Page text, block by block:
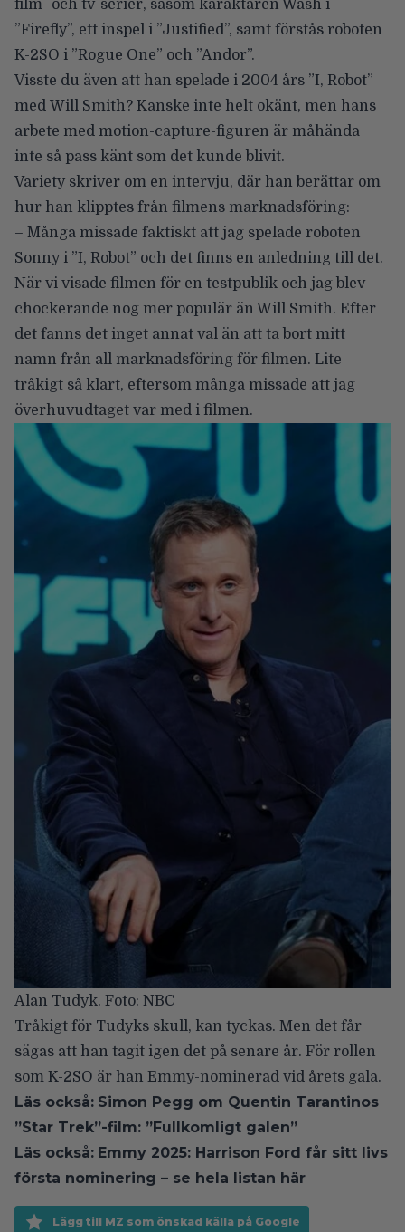
film- och tv-serier, såsom karaktären Wash i
”Firefly”, ett inspel i ”Justified”, samt förstås roboten
K-2SO i ”Rogue One” och ”Andor”.
Visste du även att han spelade i 2004 års ”I, Robot”
med Will Smith? Kanske inte helt okänt, men hans
arbete med motion-capture-figuren är måhända
inte så pass känt som det kunde blivit.
Variety skriver om en intervju, där han berättar om
hur han klipptes från filmens marknadsföring:
– Många missade faktiskt att jag spelade roboten
Sonny i ”I, Robot” och det finns en anledning till det.
När vi visade filmen för en testpublik och jag blev
chockerande nog mer populär än Will Smith. Efter
det fanns det inget annat val än att ta bort mitt
namn från all marknadsföring för filmen. Lite
tråkigt så klart, eftersom många missade att jag
överhuvudtaget var med i filmen.
Alan Tudyk. Foto: NBC
Tråkigt för Tudyks skull, kan tyckas. Men det får
sägas att han tagit igen det på senare år. För rollen
som K-2SO är han Emmy-nominerad vid årets gala.
Läs också: Simon Pegg om Quentin Tarantinos
”Star Trek”-film: ”Fullkomligt galen”
Läs också: Emmy 2025: Harrison Ford får sitt livs
första nominering – se hela listan här
Lägg till MZ som önskad källa på Google